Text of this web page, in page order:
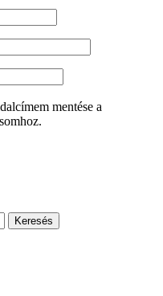
mentése a